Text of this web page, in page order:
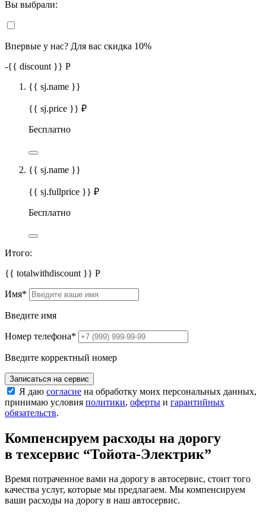
Вы выбрали:
Впервые у нас? Для вас скидка 10%
-{{ discount }} Р
{{ sj.name }}
{{ sj.price }} ₽
Бесплатно
{{ sj.name }}
{{ sj.fullprice }} ₽
Бесплатно
Итого:
{{ totalwithdiscount }} Р
Имя*
Введите имя
Номер телефона*
Введите корректный номер
Записаться на сервис
Я даю согласие на обработку моих персональных данных,
принимаю условия политики, оферты и гарантийных
обязательств.
Компенсируем расходы на дорогу
в техсервис “Тойота-Электрик”
Время потраченное вами на дорогу в автосервис, стоит того
качества услуг, которые мы предлагаем. Мы компенсируем
ваши расходы на дорогу в наш автосервис.